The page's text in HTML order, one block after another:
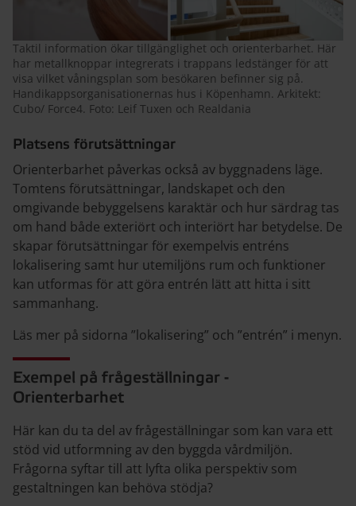
Taktil information ökar tillgänglighet och orienterbarhet. Här
har metallknoppar integrerats i trappans ledstänger för att
visa vilket våningsplan som besökaren befinner sig på.
Handikappsorganisationernas hus i Köpenhamn. Arkitekt:
Cubo/ Force4. Foto: Leif Tuxen och Realdania
Platsens förutsättningar
Orienterbarhet påverkas också av byggnadens läge.
Tomtens förutsättningar, landskapet och den
omgivande bebyggelsens karaktär och hur särdrag tas
om hand både exteriört och interiört har betydelse. De
skapar förutsättningar för exempelvis entréns
lokalisering samt hur utemiljöns rum och funktioner
kan utformas för att göra entrén lätt att hitta i sitt
sammanhang.
Läs mer på sidorna ”lokalisering” och ”entrén” i menyn.
Exempel på frågeställningar -
Orienterbarhet
Här kan du ta del av frågeställningar som kan vara ett
stöd vid utformning av den byggda vårdmiljön.
Frågorna syftar till att lyfta olika perspektiv som
gestaltningen kan behöva stödja?